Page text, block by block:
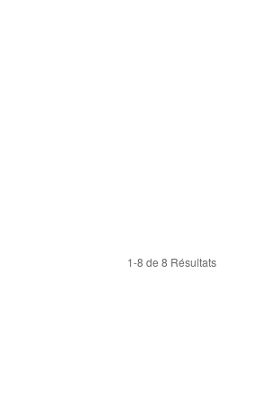
1-8 de 8 Résultats